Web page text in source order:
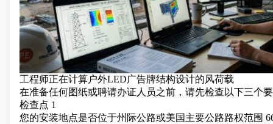
工程师正在计算户外LED广告牌结构设计的风荷载
在准备任何图纸或聘请办证人员之前，请先检查以下三个
检查点 1
您的安装地点是否位于州际公路或美国主要公路路权范围